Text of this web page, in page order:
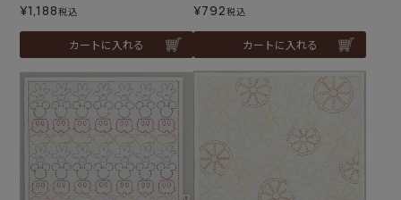
¥1,188税込
カートに入れる
¥792税込
カートに入れる